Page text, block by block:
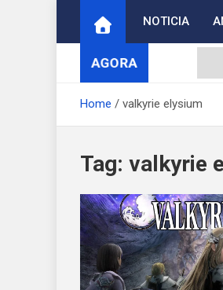
content
NOTICIA
AGORA
Home valkyrie elysium
Tag: valkyrie